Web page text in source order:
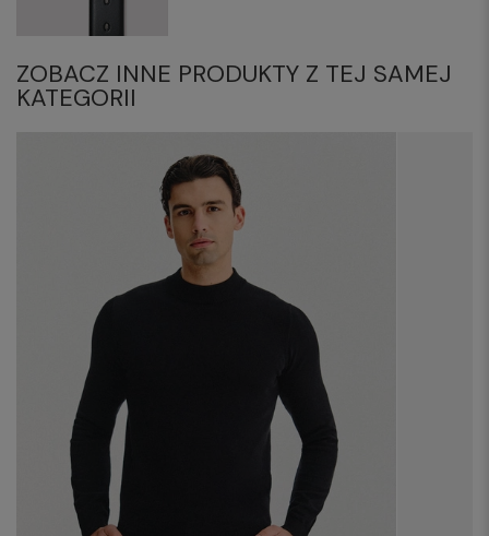
ZOBACZ INNE PRODUKTY Z TEJ SAMEJ
KATEGORII